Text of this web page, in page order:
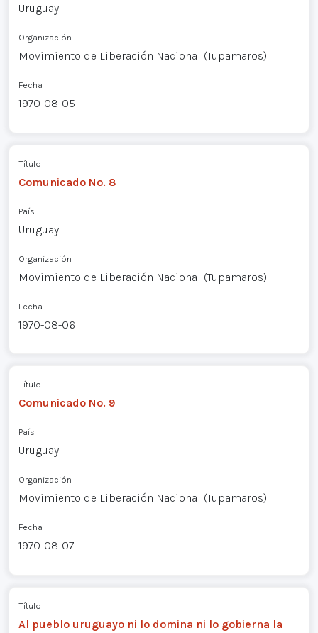
Uruguay
Organización
Movimiento de Liberación Nacional (Tupamaros)
Fecha
1970-08-05
Título
Comunicado No. 8
País
Uruguay
Organización
Movimiento de Liberación Nacional (Tupamaros)
Fecha
1970-08-06
Título
Comunicado No. 9
País
Uruguay
Organización
Movimiento de Liberación Nacional (Tupamaros)
Fecha
1970-08-07
Título
Al pueblo uruguayo ni lo domina ni lo gobierna la